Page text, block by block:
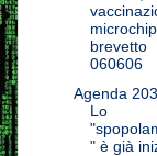
brevetto
060606
Agenda
Lo
" è già